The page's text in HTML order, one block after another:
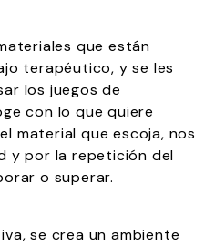
que están
terapéutico, y se les
los juegos de
con lo que quiere
material que escoja, nos
y por la repetición del
o superar.
se crea un ambiente